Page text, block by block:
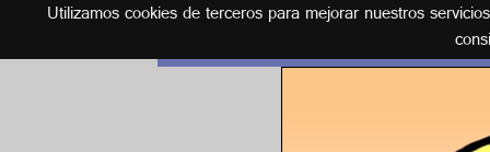
Utilizamos cookies de terceros para mejorar nuestros
Español